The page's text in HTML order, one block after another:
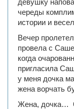
череды
истории и
Вечер
провела с
когда
пригласила
у меня дочка
жена ворчать
Жена, дочка…